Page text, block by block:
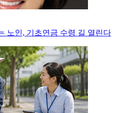
노인, 기초연금 수령 길 열린다